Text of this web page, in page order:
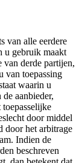
van alle eerdere
u gebruik maakt
van derde partijen,
van toepassing
waarin u
aanbieder,
door middel
door het arbitrage
Indien de
beschreven